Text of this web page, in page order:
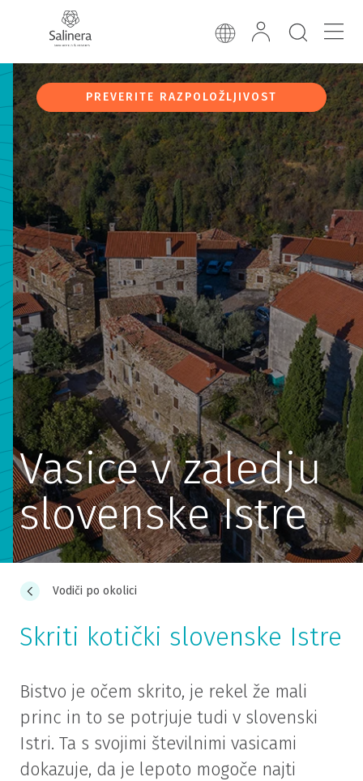
PREVERITE RAZPOLOŽLJIVOST
Vasice v zaledju
slovenske Istre
Vodiči po okolici
Skriti kotički slovenske Istre
Bistvo je očem skrito, je rekel že mali
princ in to se potrjuje tudi v slovenski
Istri. Ta s svojimi številnimi vasicami
dokazuje, da je lepoto mogoče najti